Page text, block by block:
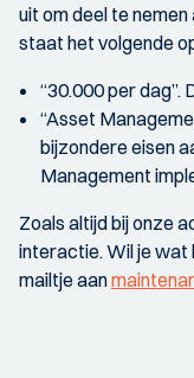
uit om deel te
staat het volgende
“30.000 per dag”.
“Asset
bijzondere eisen
Management
Zoals altijd bij onze
interactie. Wil je wat
mailtje aan